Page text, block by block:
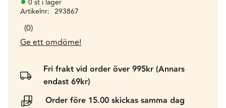
Artikelnr
293867
0
Ge ett omdöme!
Fri frakt vid order över 995kr (Annars
endast 69kr)
Order före 15.00 skickas samma dag